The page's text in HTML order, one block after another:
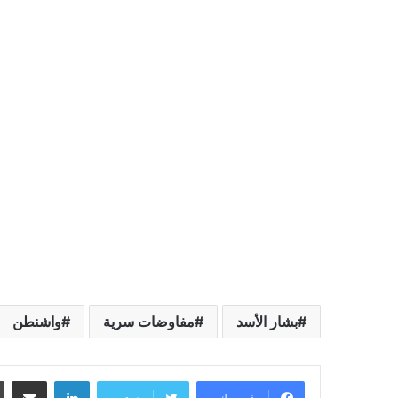
بشار الأسد مفاوضات سرية واشنطن
لينكدإن